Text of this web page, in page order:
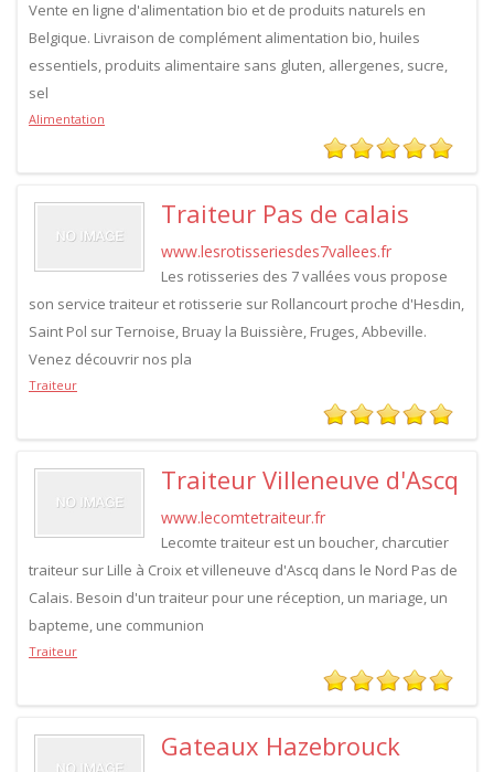
Vente en ligne d'alimentation bio et de produits naturels en
Belgique. Livraison de complément alimentation bio, huiles
essentiels, produits alimentaire sans gluten, allergenes, sucre,
sel
Alimentation
Traiteur Pas de calais
www.lesrotisseriesdes7vallees.fr
Les rotisseries des 7 vallées vous propose
son service traiteur et rotisserie sur Rollancourt proche d'Hesdin,
Saint Pol sur Ternoise, Bruay la Buissière, Fruges, Abbeville.
Venez découvrir nos pla
Traiteur
Traiteur Villeneuve d'Ascq
www.lecomtetraiteur.fr
Lecomte traiteur est un boucher, charcutier
traiteur sur Lille à Croix et villeneuve d'Ascq dans le Nord Pas de
Calais. Besoin d'un traiteur pour une réception, un mariage, un
bapteme, une communion
Traiteur
Gateaux Hazebrouck